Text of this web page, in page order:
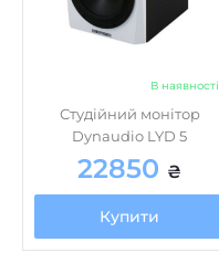
В наявності
Dynaudio LYD 5
22850₴
Купити